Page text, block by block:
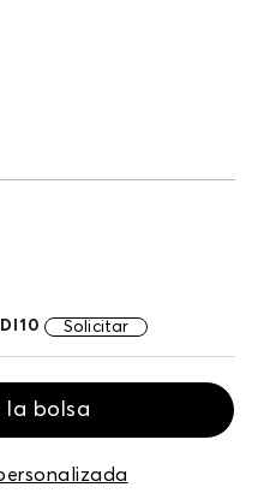
Solicitar
la bolsa